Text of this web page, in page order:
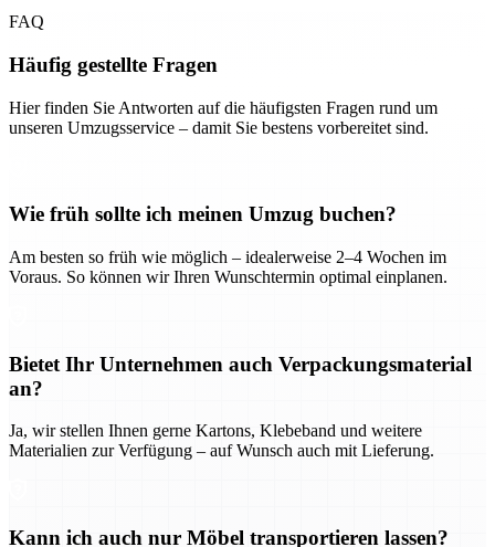
FAQ
Häufig gestellte Fragen
Hier finden Sie Antworten auf die häufigsten Fragen rund um
unseren Umzugsservice – damit Sie bestens vorbereitet sind.
Wie früh sollte ich meinen Umzug buchen?
Am besten so früh wie möglich – idealerweise 2–4 Wochen im
Voraus. So können wir Ihren Wunschtermin optimal einplanen.
Bietet Ihr Unternehmen auch Verpackungsmaterial
an?
Ja, wir stellen Ihnen gerne Kartons, Klebeband und weitere
Materialien zur Verfügung – auf Wunsch auch mit Lieferung.
Kann ich auch nur Möbel transportieren lassen?